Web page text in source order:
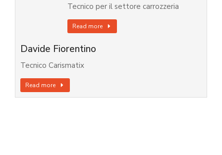
Tecnico per il settore carrozzeria
Read more
Davide Fiorentino
Tecnico Carismatix
Read more